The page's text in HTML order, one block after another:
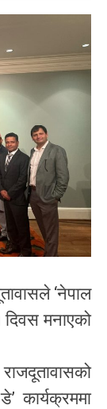
‘नेपाल
मनाएको
कार्यक्रममा